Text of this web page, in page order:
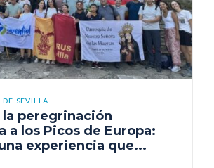
DE SEVILLA
la peregrinación
a los Picos de Europa:
experiencia que...